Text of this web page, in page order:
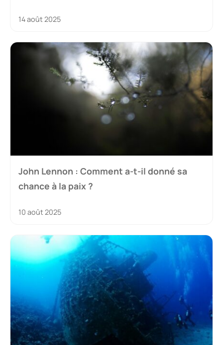
14 août 2025
John Lennon : Comment a-t-il donné sa
chance à la paix ?
10 août 2025